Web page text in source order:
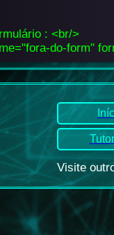
: <br/>
do-form"
Visite